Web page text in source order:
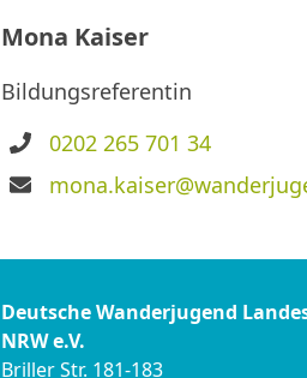
Mona Kaiser
Bildungsreferentin
Telefon
0202 265 701 34
E-
Deutsche Wanderjugend
NRW e.V.
Briller Str. 181-183